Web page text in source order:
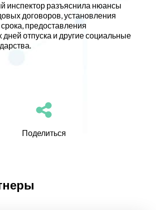
инспектор разъяснила нюансы
договоров, установления
предоставления
отпуска и другие социальные
Поделиться